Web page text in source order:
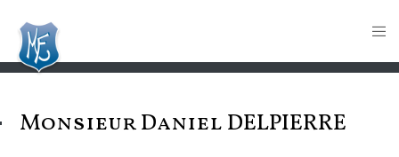
Monsieur Daniel DELPIERRE